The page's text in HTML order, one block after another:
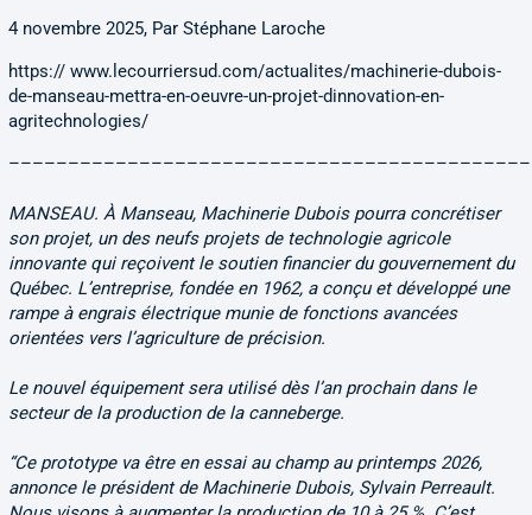
4 novembre 2025, Par Stéphane Laroche
https:// www.lecourriersud.com/actualites/machinerie-dubois-
de-manseau-mettra-en-oeuvre-un-projet-dinnovation-en-
agritechnologies/
MANSEAU. À Manseau, Machinerie Dubois pourra concrétiser
son projet, un des neufs projets de technologie agricole
innovante qui reçoivent le soutien financier du gouvernement du
Québec. L’entreprise, fondée en 1962, a conçu et développé une
rampe à engrais électrique munie de fonctions avancées
orientées vers l’agriculture de précision.
Le nouvel équipement sera utilisé dès l’an prochain dans le
secteur de la production de la canneberge.
“Ce prototype va être en essai au champ au printemps 2026,
annonce le président de Machinerie Dubois, Sylvain Perreault.